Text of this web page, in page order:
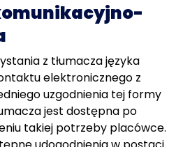
z tłumacza języka
elektronicznego z
uzgodnienia tej formy
jest dostępna po
takiej potrzeby placówce.